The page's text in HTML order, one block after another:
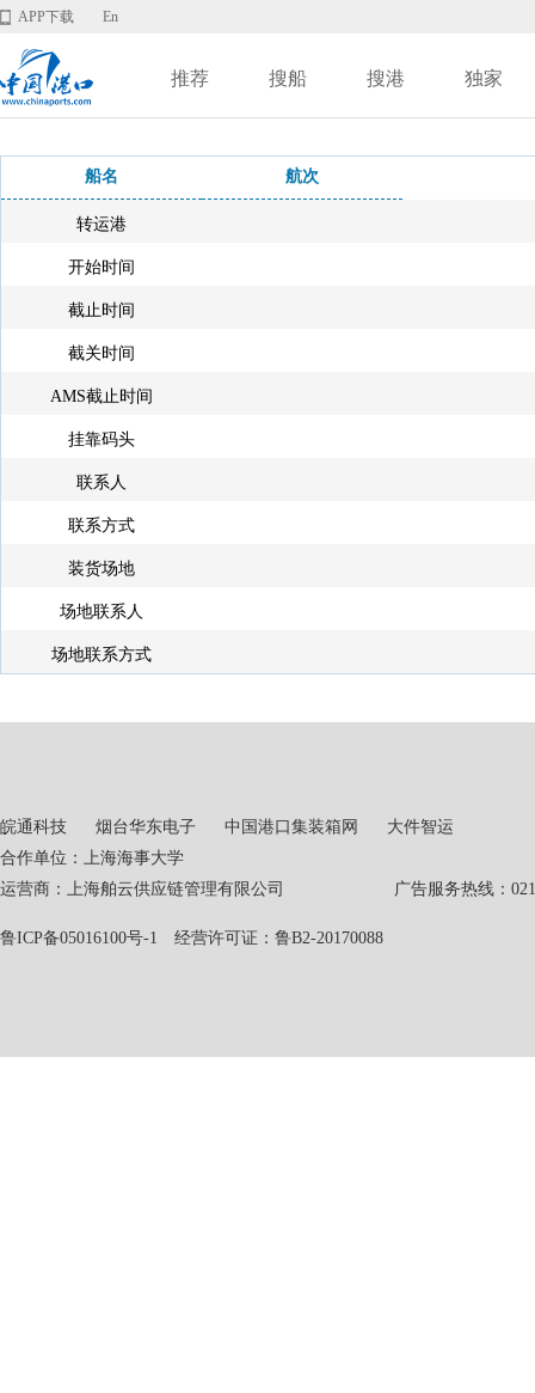
APP下载 En
推荐 搜船 搜港 独家
船名 航次
转运港
开始时间
截止时间
截关时间
AMS截止时间
挂靠码头
联系人
联系方式
装货场地
场地联系人
场地联系方式
皖通科技 烟台华东电子 中国港口集装箱网
大件智运
合作单位：上海海事大学
运营商：上海舶云供应链管理有限公司 广告服务热线：021-
鲁ICP备05016100号-1 经营许可证：鲁B2-20170088